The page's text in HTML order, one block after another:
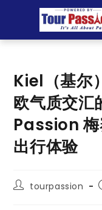
Kiel（基尔
欧气质交
Passion
出行体验
tourpassion